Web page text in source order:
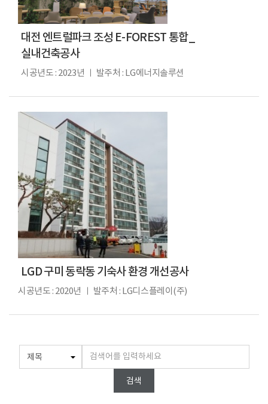
대전 엔트럴파크 조성 E-FOREST 통합_
실내건축공사
시공년도 : 2023년 ㅣ 발주처 : LG에너지솔루션
LGD 구미 동락동 기숙사 환경 개선공사
시공년도 : 2020년 ㅣ 발주처 : LG디스플레이(주)
검색